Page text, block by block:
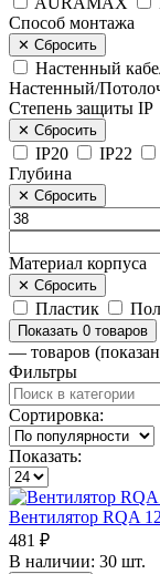
Способ монтажа
✕ Сбросить
Настенный
Настенный/
Степень защиты IP
✕ Сбросить
IP20 IP22
Глубина
✕ Сбросить
Материал корпуса
✕ Сбросить
Пластик
Показать 0 товаров
— товаров
Фильтры
Сортировка:
Показать:
Вентилятор RQA
481 ₽
В наличии: 30 шт.